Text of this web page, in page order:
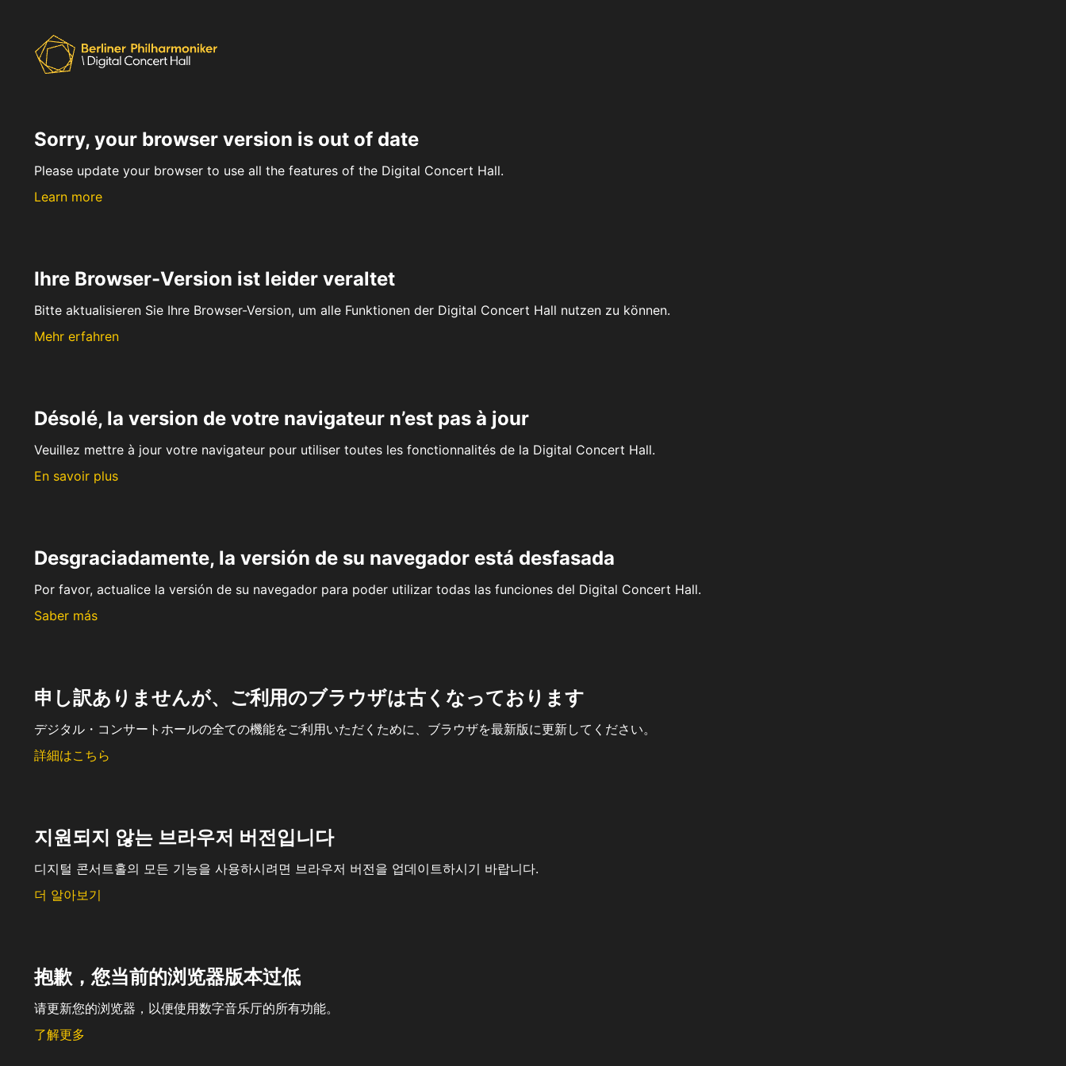
Sorry, your browser version is out of date
Please update your browser to use all the features of the Digital Concert Hall.
Learn more
Ihre Browser-Version ist leider veraltet
Bitte aktualisieren Sie Ihre Browser-Version, um alle Funktionen der Digital Concert Hall nutzen zu können.
Mehr erfahren
Désolé, la version de votre navigateur n’est pas à jour
Veuillez mettre à jour votre navigateur pour utiliser toutes les fonctionnalités de la Digital Concert Hall.
En savoir plus
Desgraciadamente, la versión de su navegador está desfasada
Por favor, actualice la versión de su navegador para poder utilizar todas las funciones del Digital Concert Hall.
Saber más
申し訳ありませんが、ご利用のブラウザは古くなっております
デジタル・コンサートホールの全ての機能をご利用いただくために、ブラウザを最新版に更新してください。
詳細はこちら
지원되지 않는 브라우저 버전입니다
디지털 콘서트홀의 모든 기능을 사용하시려면 브라우저 버전을 업데이트하시기 바랍니다.
더 알아보기
抱歉，您当前的浏览器版本过低
请更新您的浏览器，以便使用数字音乐厅的所有功能。
了解更多